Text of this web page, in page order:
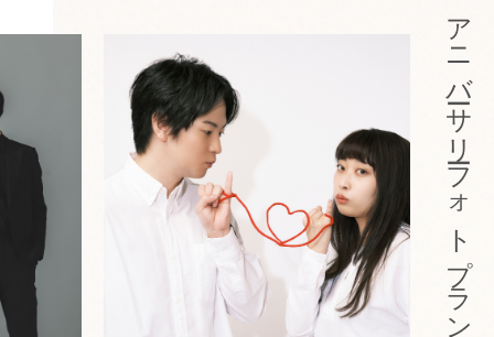
アニバーサリーフォトプラン